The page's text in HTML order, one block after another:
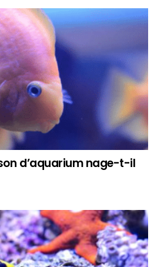
d’aquarium nage-t-il